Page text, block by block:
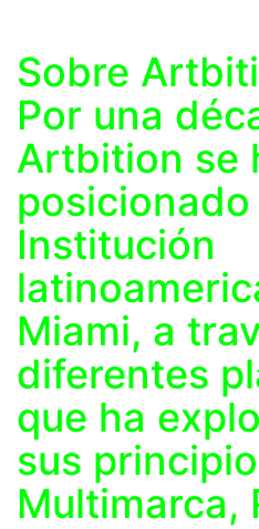
Sobre
Por una
Artbition se
Institución
Miami, a
diferentes
que ha
sus
Multimarca,